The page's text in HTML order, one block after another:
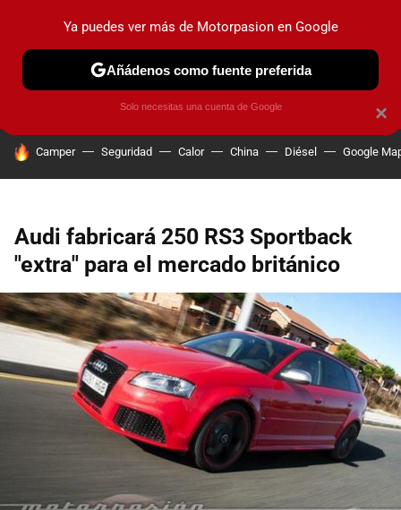
PRUEBAS COCHES ELÉCTRICOS OBSERVATORIO
HOY SE HABLA DE
Camper Seguridad Calor China Diésel Google
Audi fabricará 250 RS3 Sportback
"extra" para el mercado británico
×
Ya puedes ver más de Motorpasion en Google
Añádenos como fuente preferida
Solo necesitas una cuenta de Google